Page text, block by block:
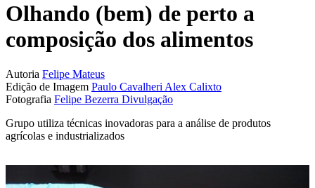
Olhando (bem) de perto a
composição dos alimentos
Autoria Felipe Mateus
Edição de Imagem Paulo Cavalheri Alex Calixto
Fotografia Felipe Bezerra Divulgação
Grupo utiliza técnicas inovadoras para a análise de produtos
agrícolas e industrializados